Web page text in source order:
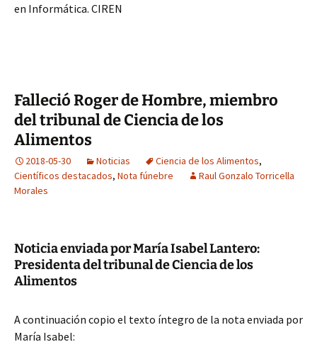
en Informática. CIREN
Falleció Roger de Hombre, miembro
del tribunal de Ciencia de los
Alimentos
2018-05-30 Noticias Ciencia de los Alimentos,
Científicos destacados, Nota fúnebre
Raul Gonzalo Torricella
Morales
Noticia enviada por María Isabel Lantero:
Presidenta del tribunal de Ciencia de los
Alimentos
A continuación copio el texto íntegro de la nota enviada por
María Isabel: